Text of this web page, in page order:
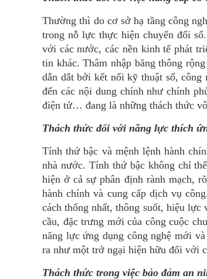
Thường thì do cơ sở hạ tầng công
trong nỗ lực thực hiện chuyển đổi
với các nước, các nền kinh tế phát
tin khác. Thâm nhập băng thông
dẫn dắt bởi kết nối kỹ thuật số, công
đến các nội dung chính như chính
điện tử… đang là những thách thức
Thách thức đối với năng lực thích
Tính thứ bậc và mệnh lệnh hành
nhà nước. Tính thứ bậc không chỉ
hiện ở cả sự phân định rành mạch,
hành chính và cung cấp dịch vụ
cách thống nhất, thông suốt, hiệu
cầu, đặc trưng mới của công cuộc
năng lực ứng dụng công nghệ mới
ra như một trở ngại hiện hữu đối với
Thách thức trong việc bảo đảm an